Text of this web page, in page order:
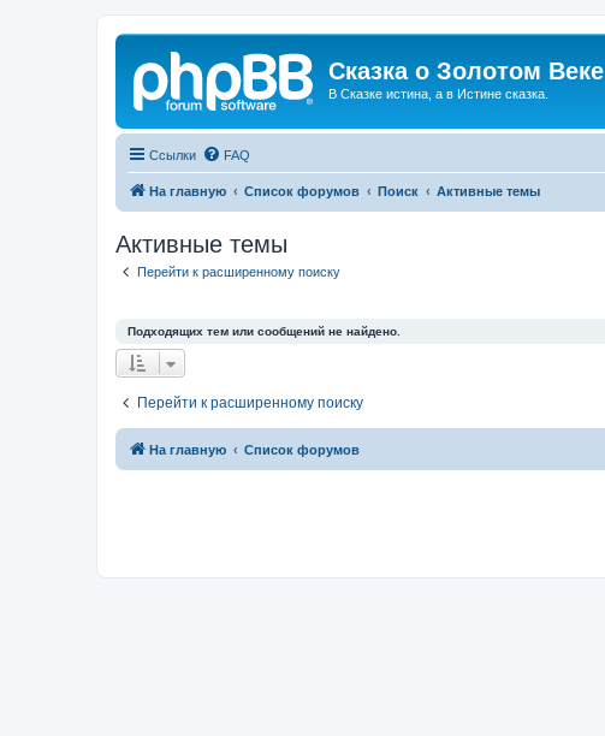
Сказка о Золотом Веке
В Сказке истина, а в Истине сказка.
Ссылки FAQ
На главную Список форумов Поиск Активные темы
Активные темы
Перейти к расширенному поиску
Подходящих тем или сообщений не найдено.
Перейти к расширенному поиску
На главную Список форумов